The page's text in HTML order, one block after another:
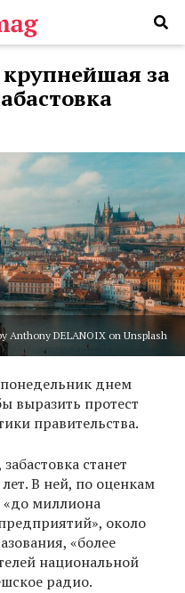
за
Anthony DELANOIX on Unsplash
днем
выразить протест
правительства.
станет
В ней, по оценкам
«до миллиона
около
«более
национальной
радио.